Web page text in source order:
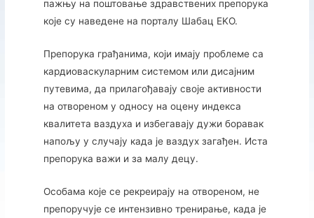
пажњу на поштовање здравствених препорука
које су наведене на порталу Шабац EKО.
Препорука грађанима, који имају проблеме са
кардиоваскуларним системом или дисајним
путевима, да прилагођавају своје активности
на отвореном у односу на оцену индекса
квалитета ваздуха и избегавају дужи боравак
напољу у случају када је ваздух загађен. Иста
препорука важи и за малу децу.
Особама које се рекреирају на отвореном, не
препоручује се интензивно тренирање, када је